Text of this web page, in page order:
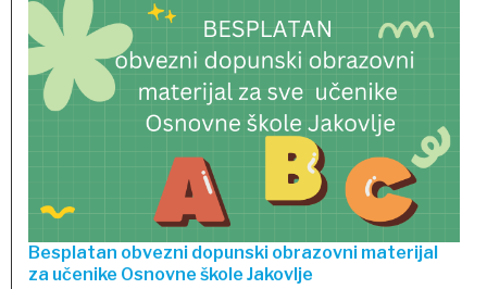
Besplatan obvezni dopunski obrazovni materijal
za učenike Osnovne škole Jakovlje